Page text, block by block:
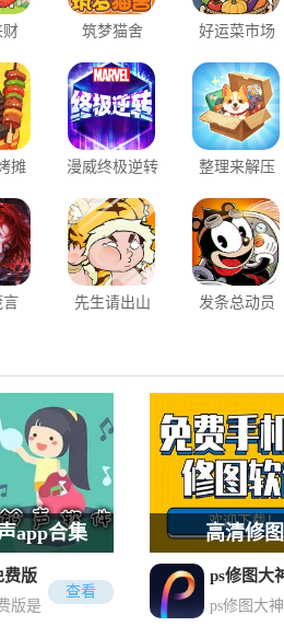
财 筑梦猫舍 好运菜市场
摊 漫威终极逆转 整理来解压
言 先生请出山 发条总动员
app合集
app合
有趣的事
费版
版是
查看
高清修
高清修图软
修图app是现
ps修图大
ps修图大